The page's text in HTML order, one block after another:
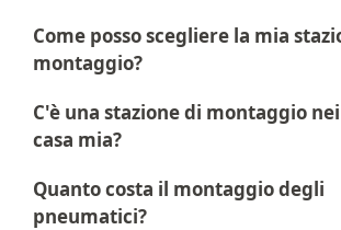
Come posso scegliere la mia
montaggio?
C'è una stazione di montaggio
casa mia?
Quanto costa il montaggio degli
pneumatici?